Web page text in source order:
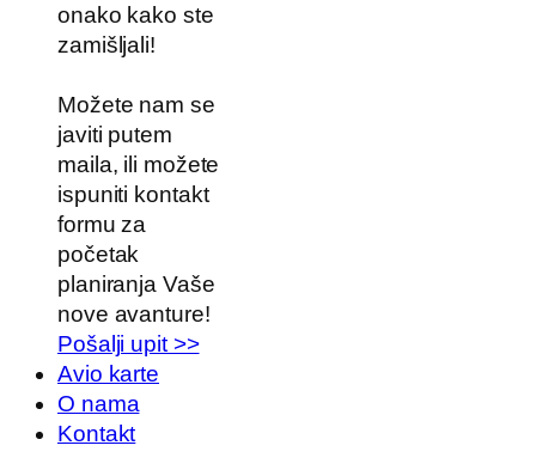
onako kako ste
zamišljali!
Možete nam se
javiti putem
maila, ili možete
ispuniti kontakt
formu za
početak
planiranja Vaše
nove avanture!
Pošalji upit >>
Avio karte
O nama
Kontakt